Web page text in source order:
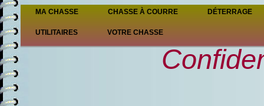
MA CHASSE CHASSE À COURRE DÉTERRAGE
UTILITAIRES VOTRE CHASSE